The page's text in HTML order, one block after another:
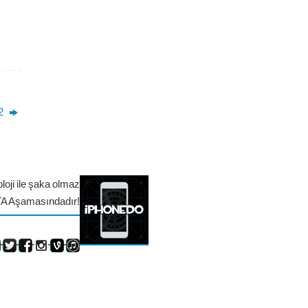
ile şaka olmaz
Aşamasındadır!